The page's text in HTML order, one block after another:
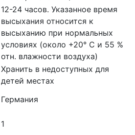
12-24 часов. Указанное время
высыхания относится к
высыханию при нормальных
условиях (около +20° С и 55 %
отн. влажности воздуха)
Хранить в недоступных для
детей местах
Германия
1